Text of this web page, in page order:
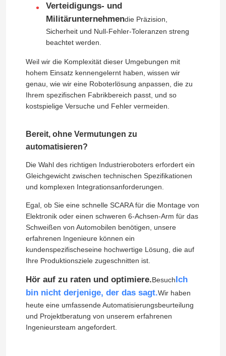
Verteidigungs- und
Militärunternehmendie Präzision,
Sicherheit und Null-Fehler-Toleranzen streng
beachtet werden.
Weil wir die Komplexität dieser Umgebungen mit
hohem Einsatz kennengelernt haben, wissen wir
genau, wie wir eine Roboterlösung anpassen, die zu
Ihrem spezifischen Fabrikbereich passt, und so
kostspielige Versuche und Fehler vermeiden.
Bereit, ohne Vermutungen zu
automatisieren?
Die Wahl des richtigen Industrieroboters erfordert ein
Gleichgewicht zwischen technischen Spezifikationen
und komplexen Integrationsanforderungen.
Egal, ob Sie eine schnelle SCARA für die Montage von
Elektronik oder einen schweren 6-Achsen-Arm für das
Schweißen von Automobilen benötigen, unsere
erfahrenen Ingenieure können ein
kundenspezifischeseine hochwertige Lösung, die auf
Ihre Produktionsziele zugeschnitten ist.
Hör auf zu raten und optimiere.Besuch Ich
bin nicht derjenige, der das sagt.Wir haben
heute eine umfassende Automatisierungsbeurteilung
und Projektberatung von unserem erfahrenen
Ingenieursteam angefordert.